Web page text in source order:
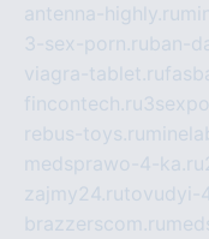
antenna-highly.ru
3-sex-porn.ruban-
viagra-tablet.ru
fincontech.ru
rebus-toys.ru
medsprawo-4-ka.ru
zajmy24.rutovudyi-
brazzerscom.ru